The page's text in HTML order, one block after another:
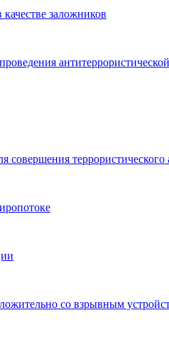
заложников
совершения террористического
со взрывным